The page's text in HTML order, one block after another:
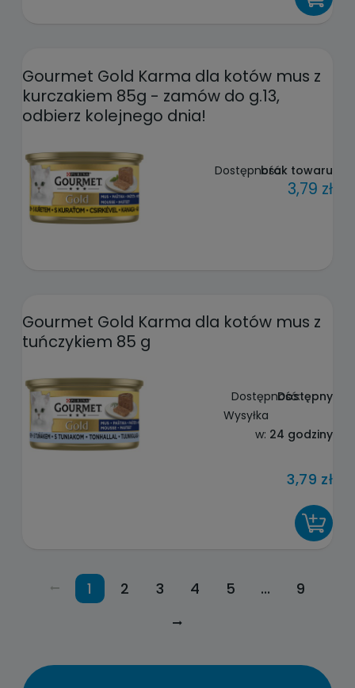
Gourmet Gold Karma dla kotów mus z
kurczakiem 85g - zamów do g.13,
odbierz kolejnego dnia!
Dostępność:brak towaru
3,79 zł
Gourmet Gold Karma dla kotów mus z
tuńczykiem 85 g
Dostępność:Dostępny
Wysyłka
w: 24 godziny
3,79 zł
1 2 3 4 5 ... 9